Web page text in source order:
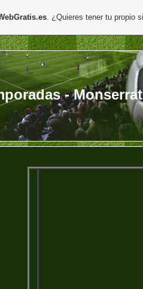
- Monserrat
. ¿Quieres tener tu propio